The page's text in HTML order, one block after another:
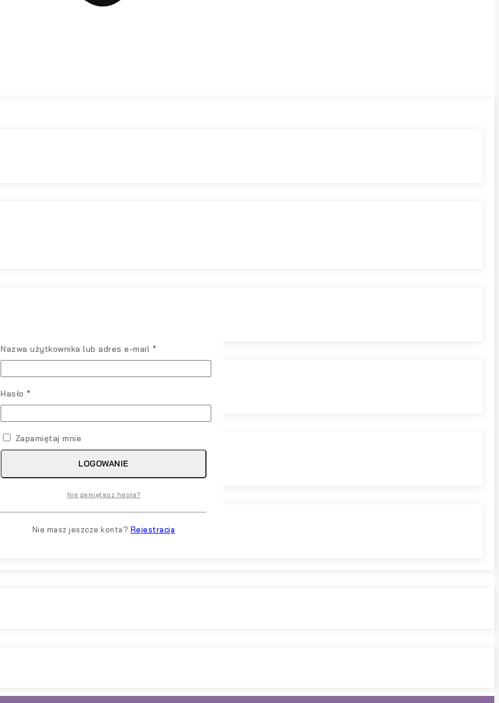
Nazwa użytkownika lub adres e-mail *
Hasło *
Zapamiętaj mnie
LOGOWANIE
Nie pamiętasz hasła?
Nie masz jeszcze konta? Rejestracja